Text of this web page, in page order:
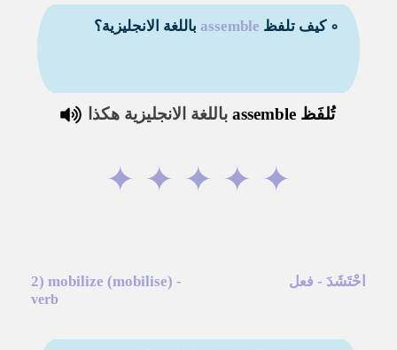
∘ كيف تلفظ assemble باللغة الانجليزية؟
تُلفَظ assembleباللغة الانجليزية هكذا
✦
✦
✦
✦
✦
احْتَشَدَ - فعل 2) mobilize (mobilise) -
verb